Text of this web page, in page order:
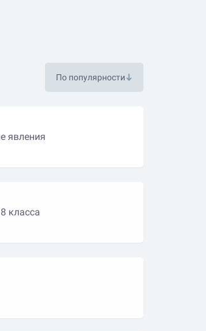
По популярности
явления
класса